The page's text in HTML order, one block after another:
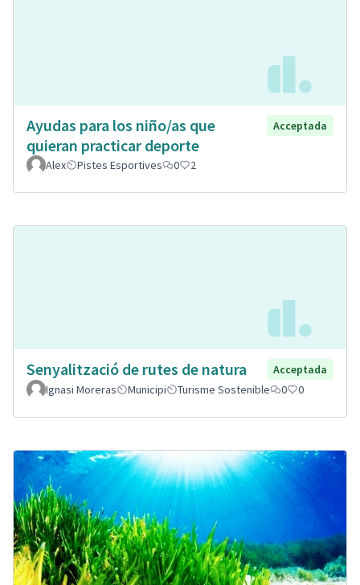
Ayudas para los niño/as que
quieran practicar deporte
Acceptada
Alex Pistes Esportives 0 2
Senyalització de rutes de natura
Acceptada
Ignasi Moreras
Municipi Turisme Sostenible 0 0